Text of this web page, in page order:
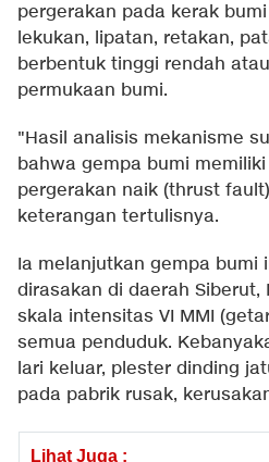
pergerakan pada kerak
lekukan, lipatan, retakan,
berbentuk tinggi rendah
permukaan bumi.
"Hasil analisis mekanisme
bahwa gempa bumi
pergerakan naik (thrust
keterangan tertulisnya.
Ia melanjutkan gempa bumi
dirasakan di daerah Siberut,
skala intensitas VI MMI
semua penduduk.
lari keluar, plester dinding
pada pabrik rusak,
Lihat Juga :